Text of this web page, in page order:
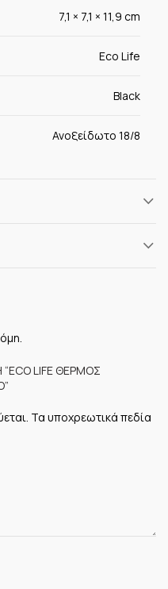
7,1 × 7,1 × 11,9 cm
Eco Life
Black
Ανοξείδωτο 18/8
LIFE ΘΕΡΜΌΣ
Τα υποχρεωτικά πεδία